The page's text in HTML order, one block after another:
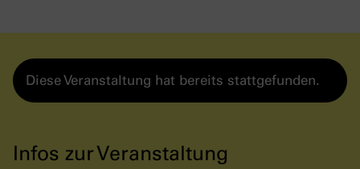
Diese Veranstaltung hat bereits stattgefunden.
Infos zur Veranstaltung